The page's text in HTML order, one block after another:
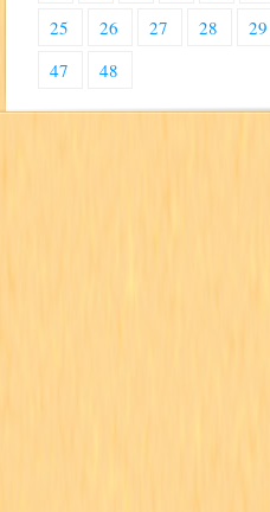
25
26 27 28 29
47
48